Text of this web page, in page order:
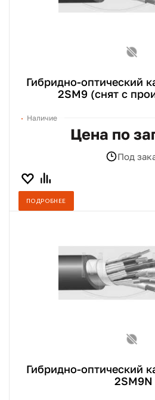
Гибридно-оптический
2SM9 (снят с
Наличие
Цена по
Под
ПОДРОБНЕЕ
Гибридно-оптический
2SM9N